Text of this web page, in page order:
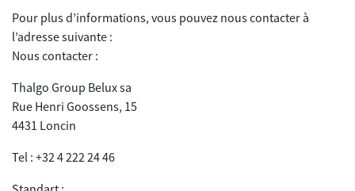
Pour plus d’informations, vous pouvez nous contacter à
l’adresse suivante :
Nous contacter :
Thalgo Group Belux sa
Rue Henri Goossens, 15
4431 Loncin
Tel : +32 4 222 24 46